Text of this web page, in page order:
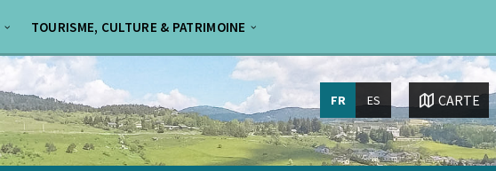
TOURISME, CULTURE & PATRIMOINE
Choisissez
langue:
FR ES CARTE